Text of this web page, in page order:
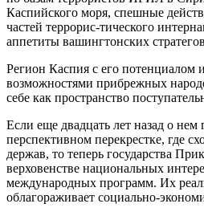
Каспийского моря, спешные
частей террорис-тического
аппетиты вашингтонских
Регион Каспия с его потенциалом
возможностями прибрежных
себе как пространство
Если еще двадцать лет назад о нем
перспективном перекрестке, где
держав, то теперь государства
верховенстве национальных
международных программ. Их
облагораживает социально-